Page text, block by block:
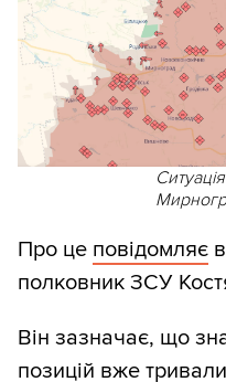
Про це повідомляє
полковник ЗСУ
Він зазначає, що
позицій вже